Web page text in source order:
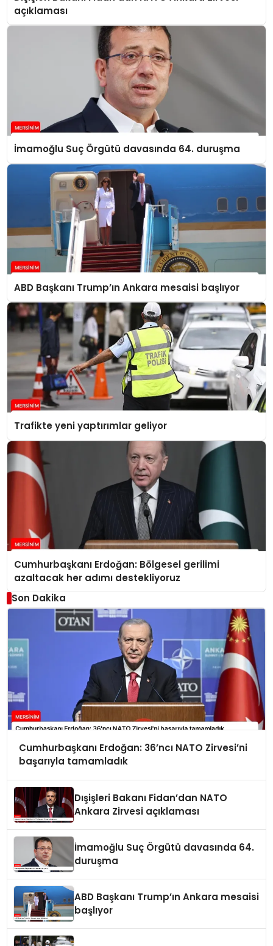
açıklaması
İmamoğlu Suç Örgütü davasında 64. duruşma
ABD Başkanı Trump’ın Ankara mesaisi başlıyor
Trafikte yeni yaptırımlar geliyor
Cumhurbaşkanı Erdoğan: Bölgesel gerilimi
azaltacak her adımı destekliyoruz
Son Dakika
Cumhurbaşkanı Erdoğan: 36’ncı NATO Zirvesi’ni
başarıyla tamamladık
Dışişleri Bakanı Fidan’dan NATO
Ankara Zirvesi açıklaması
İmamoğlu Suç Örgütü davasında 64.
duruşma
ABD Başkanı Trump’ın Ankara mesaisi
başlıyor